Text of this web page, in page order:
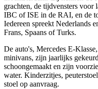
grachten, de tijdvensters voor
IBC of ISE in de RAI, en de
Iedereen spreekt Nederlands
Frans, Spaans of Turks.
De auto's, Mercedes E-
minivans, zijn jaarlijks
schoongemaakt en zijn
water. Kinderzitjes,
stoel op aanvraag.